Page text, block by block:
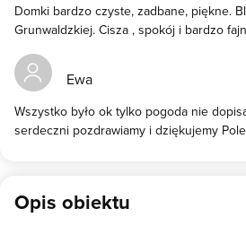
Domki bardzo czyste, zadbane, piękne.
Grunwaldzkiej. Cisza , spokój i bardzo
Ewa
Wszystko było ok tylko pogoda nie
serdeczni pozdrawiamy i dziękujemy
Opis obiektu